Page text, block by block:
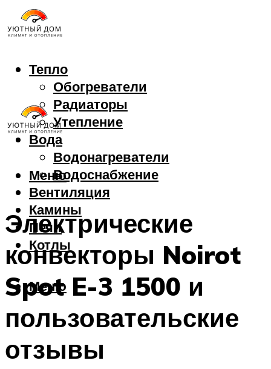
Тепло
Обогреватели
Радиаторы
Утепление
Вода
Водонагреватели
Водоснабжение
Вентиляция
Камины
Печи
Котлы
Меню
Меню
Электрические
конвекторы Noirot
Spot E-3 1500 и
пользовательские
отзывы